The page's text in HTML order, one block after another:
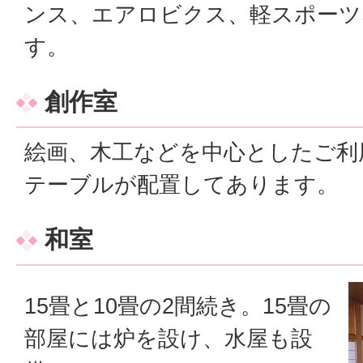
ンス、エアロビクス、軽スポー
す。
創作室
絵画、木工などを中心としたご
テーブルが配置してあります。
和室
15畳と10畳の2間続き。15畳の
部屋には炉を設け、水屋も設